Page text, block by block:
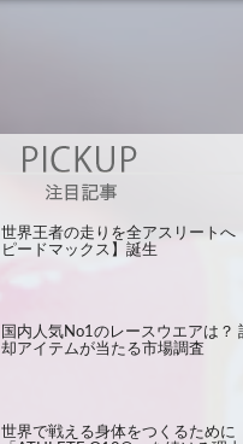
世界王者の走りを全アスリートへ
ピードマックス】誕生
国内人気No1のレースウエアは？
却アイテムが当たる市場調査
世界で戦える身体をつくるために